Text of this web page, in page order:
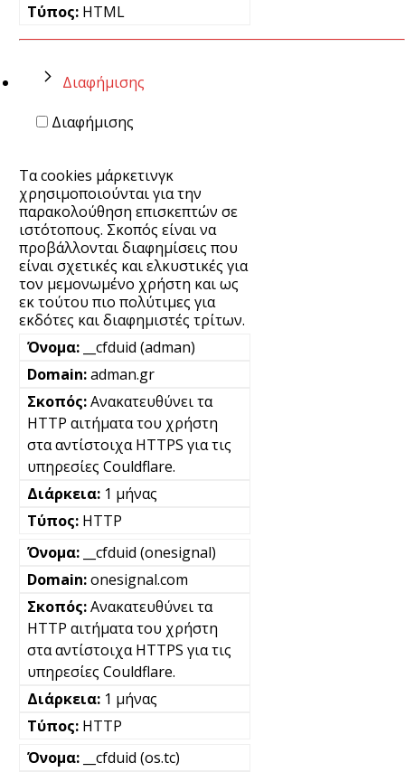
HTML
Διαφήμισης
Διαφήμισης
Τα cookies μάρκετινγκ
χρησιμοποιούνται για την
παρακολούθηση επισκεπτών σε
ιστότοπους. Σκοπός είναι να
προβάλλονται διαφημίσεις που
είναι σχετικές και ελκυστικές για
τον μεμονωμένο χρήστη και ως
εκ τούτου πιο πολύτιμες για
εκδότες και διαφημιστές τρίτων.
__cfduid (adman)
adman.gr
Ανακατευθύνει τα
HTTP αιτήματα του χρήστη
στα αντίστοιχα HTTPS για τις
υπηρεσίες Couldflare.
1 μήνας
HTTP
__cfduid (onesignal)
onesignal.com
Ανακατευθύνει τα
HTTP αιτήματα του χρήστη
στα αντίστοιχα HTTPS για τις
υπηρεσίες Couldflare.
1 μήνας
HTTP
__cfduid (os.tc)